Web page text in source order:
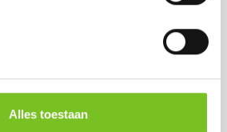
Alles toestaan
1
REFILLS ( 60
Prijs per doos:
€ 40,91